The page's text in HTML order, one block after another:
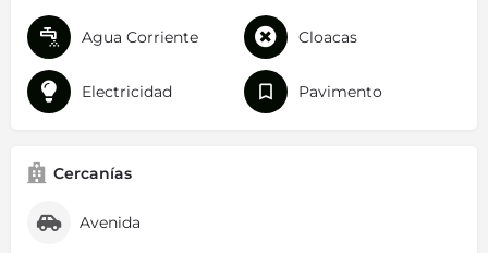
Agua Corriente Cloacas
Electricidad Pavimento
Cercanías
Avenida